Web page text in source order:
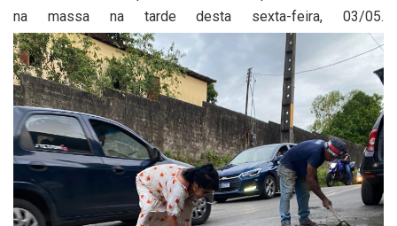
na massa na tarde desta sexta-feira, 03/05.